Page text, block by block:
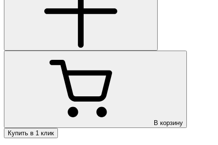
В корзину
Купить в 1 клик